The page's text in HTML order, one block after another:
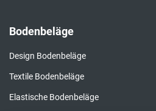
Bodenbeläge
Design Bodenbeläge
Textile Bodenbeläge
Elastische Bodenbeläge